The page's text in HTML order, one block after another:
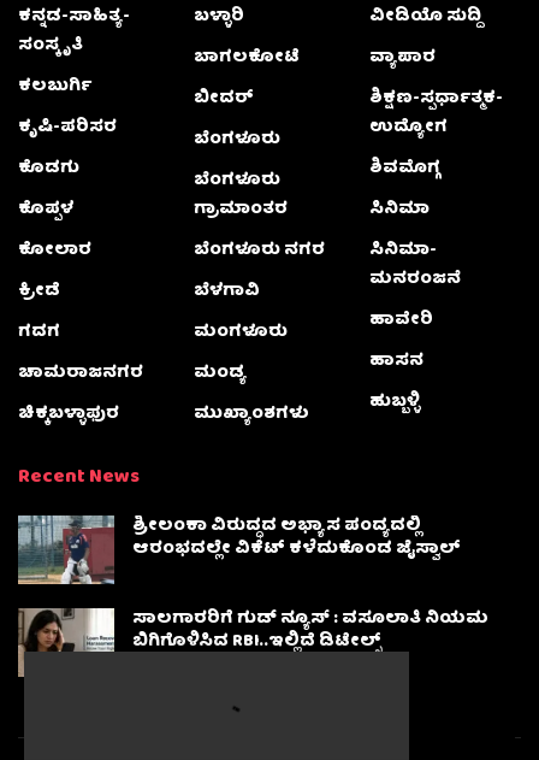
ಕನ್ನಡ-ಸಾಹಿತ್ಯ-
ಸಂಸ್ಕೃತಿ
ಕಲಬುರ್ಗಿ
ಕೃಷಿ-ಪರಿಸರ
ಕೊಡಗು
ಕೊಪ್ಪಳ
ಕೋಲಾರ
ಕ್ರೀಡೆ
ಗದಗ
ಚಾಮರಾಜನಗರ
ಚಿಕ್ಕಬಳ್ಳಾಫುರ
ಬಳ್ಳಾರಿ
ಬಾಗಲಕೋಟೆ
ಬೀದರ್
ಬೆಂಗಳೂರು
ಬೆಂಗಳೂರು
ಗ್ರಾಮಾಂತರ
ಬೆಂಗಳೂರು ನಗರ
ಬೆಳಗಾವಿ
ಮಂಗಳೂರು
ಮಂಡ್ಯ
ಮುಖ್ಯಾಂಶಗಳು
ವೀಡಿಯೊ ಸುದ್ದಿ
ವ್ಯಾಪಾರ
ಶಿಕ್ಷಣ-ಸ್ಪರ್ಧಾತ್ಮಕ-
ಉದ್ಯೋಗ
ಶಿವಮೊಗ್ಗ
ಸಿನಿಮಾ
ಸಿನಿಮಾ-
ಮನರಂಜನೆ
ಹಾವೇರಿ
ಹಾಸನ
ಹುಬ್ಬಳ್ಳಿ
Recent News
ಶ್ರೀಲಂಕಾ ವಿರುದ್ಧದ ಅಭ್ಯಾಸ ಪಂದ್ಯದಲ್ಲಿ
ಆರಂಭದಲ್ಲೇ ವಿಕೆಟ್ ಕಳೆದುಕೊಂಡ ಜೈಸ್ವಾಲ್
ಸಾಲಗಾರರಿಗೆ ಗುಡ್ ನ್ಯೂಸ್ : ವಸೂಲಾತಿ ನಿಯಮ
ಬಿಗಿಗೊಳಿಸಿದ RBI..ಇಲ್ಲಿದೆ ಡಿಟೇಲ್ಸ್